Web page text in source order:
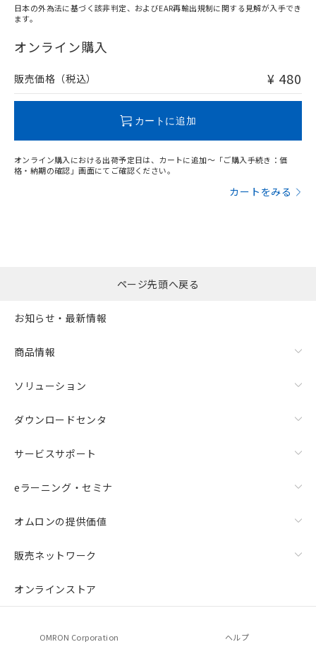
日本の外為法に基づく該非判定、およびEAR再輸出規制に関する見解が入手でき
ます。
オンライン購入
販売価格（税込） ¥ 480
カートに追加
オンライン購入における出荷予定日は、カートに追加～「ご購入手続き：価
格・納期の確認」画面にてご確認ください。
カートをみる
ページ先頭へ戻る
お知らせ・最新情報
商品情報
ソリューション
ダウンロードセンタ
サービスサポート
eラーニング・セミナ
オムロンの提供価値
販売ネットワーク
オンラインストア
OMRON Corporation ヘルプ